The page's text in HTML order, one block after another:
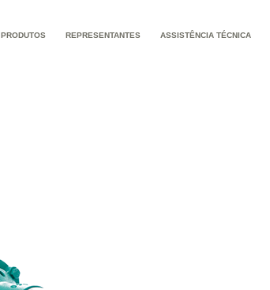
PRODUTOS REPRESENTANTES ASSISTÊNCIA TÉCNICA